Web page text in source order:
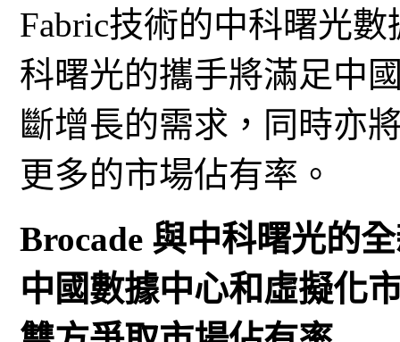
Fabric技術的中科曙光
科曙光的攜手將滿足中
斷增長的需求，同時亦
更多的市場佔有率。
Brocade 與中科曙光的
中國數據中心和虛擬化